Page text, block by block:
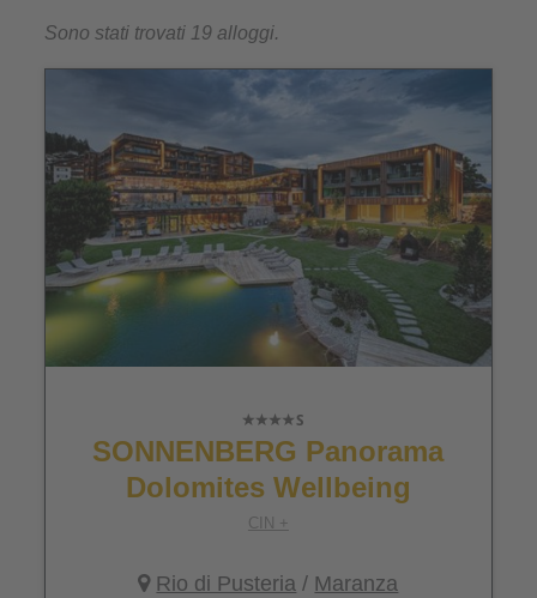
Sono stati trovati 19 alloggi.
SONNENBERG Panorama
Dolomites Wellbeing
CIN +
Rio di Pusteria / Maranza